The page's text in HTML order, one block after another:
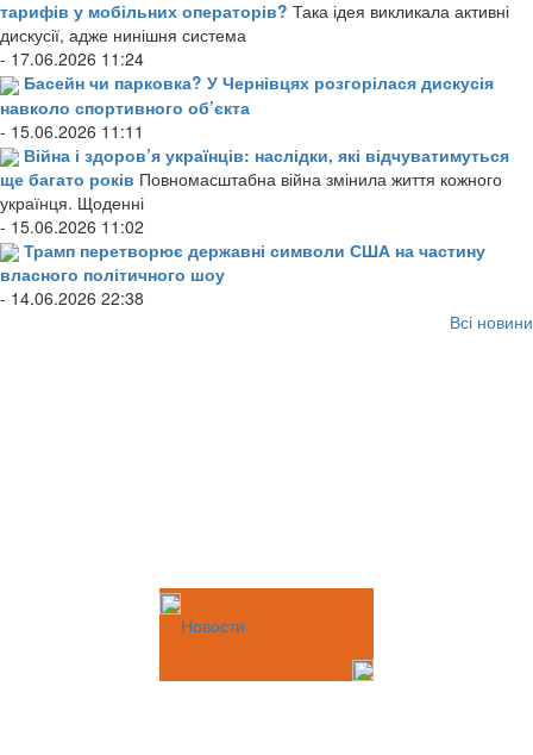
тарифів у мобільних операторів? Така ідея викликала активні
дискусії, адже нинішня система
- 17.06.2026 11:24
Басейн чи парковка? У Чернівцях розгорілася дискусія
навколо спортивного об’єкта
- 15.06.2026 11:11
Війна і здоров’я українців: наслідки, які відчуватимуться
ще багато років Повномасштабна війна змінила життя кожного
українця. Щоденні
- 15.06.2026 11:02
Трамп перетворює державні символи США на частину
власного політичного шоу
- 14.06.2026 22:38
Всі новини
Новости